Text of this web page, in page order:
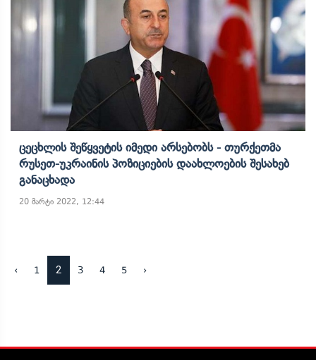
Ცეცხლის Შეწყვეტის Იმედი Არსებობს - Თურქეთმა
Რუსეთ-Უკრაინის Პოზიციების Დაახლოების Შესახებ
Განაცხადა
20 მარტი 2022, 12:44
‹ 1 2 3 4 5 ›